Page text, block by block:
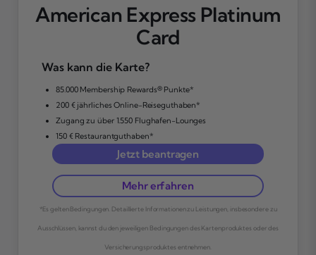
American Express Platinum
Card
Was kann die Karte?
85.000 Membership Rewards® Punkte*
200 € jährliches Online-Reiseguthaben*
Zugang zu über 1.550 Flughafen-Lounges
150 € Restaurantguthaben*
Jetzt beantragen
Mehr erfahren
*Es gelten Bedingungen. Detaillierte Informationen zu Leistungen, insbesondere zu
Ausschlüssen, kannst du den jeweiligen Bedingungen des Kartenproduktes oder des
Versicherungsproduktes entnehmen.